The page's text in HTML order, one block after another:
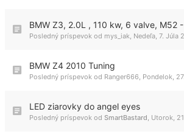
BMW Z3, 2.0L , 110 kw, 6 valve, M52
Posledný príspevok od mys_iak Nedeľa, 7. Júla
BMW Z4 2010 Tuning
Posledný príspevok od Ranger666 Pondelok,
LED ziarovky do angel eyes
Posledný príspevok od SmartBastard Utorok,